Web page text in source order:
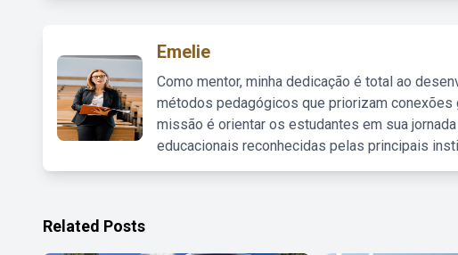
Emelie
Como mentor, minha dedicação é total ao
métodos pedagógicos que priorizam conexões
missão é orientar os estudantes em sua
educacionais reconhecidas pelas principais
Related Posts